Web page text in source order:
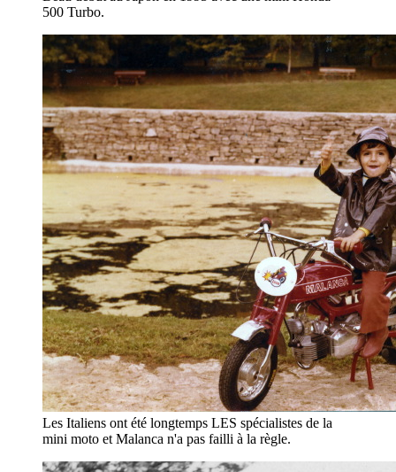
500 Turbo.
Les Italiens ont été longtemps LES spécialistes de la
mini moto et Malanca n'a pas failli à la règle.